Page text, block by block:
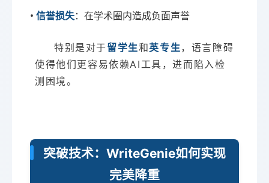
• 信誉损失：在学术圈内造成负面声誉
特别是对于留学生和英专生 ，语言障碍
使得他们更容易依赖AI工具，进而陷入检
测困境。
突破技术：WriteGenie如何实现
完美降重